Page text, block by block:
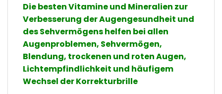
Die besten Vitamine und Mineralien zur
Verbesserung der Augengesundheit und
des Sehvermögens helfen bei allen
Augenproblemen, Sehvermögen,
Blendung, trockenen und roten Augen,
Lichtempfindlichkeit und häufigem
Wechsel der Korrekturbrille